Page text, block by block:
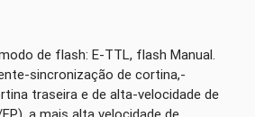
de flash: E-TTL, flash Manual.
sincronização de cortina,-
traseira e de alta-velocidade de
a mais alta velocidade de